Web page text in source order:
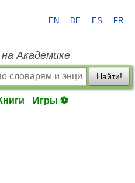
EN DE ES FR
Академике
Найти!
Игры ⚽